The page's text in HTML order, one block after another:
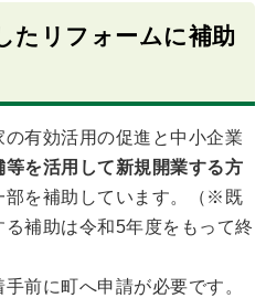
たリフォームに補助
有効活用の促進と中小企業
等を活用して新規開業する方
部を補助しています。（※既
補助は令和5年度をもって終
前に町へ申請が必要です。